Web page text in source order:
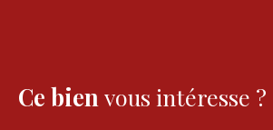
Ce bien vous intéresse ?